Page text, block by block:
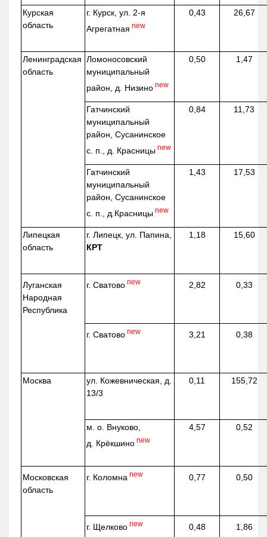
Курская
область
г. Курск, ул. 2-я
Агрегатная new
0,43 26,67
Ленинградская
область
Ломоносовский
муниципальный
район, д. Низино new
0,50 1,47
Гатчинский
муниципальный
район, Сусанинское
с. п., д. Красницы new
0,84 11,73
Гатчинский
муниципальный
район, Сусанинское
с. п., д.Красницы new
1,43 17,53
Липецкая
область
г. Липецк, ул. Папина,
КРТ
1,18 15,60
Луганская
Народная
Республика
г. Сватово new 2,82 0,33
г. Сватово new 3,21 0,38
Москва ул. Кожевническая, д.
13/3
0,11 155,72
м. о. Внуково,
д. Крёкшино new
4,57 0,52
Московская
область
г. Коломна new 0,77 0,50
г. Щелково new 0,48 1,86